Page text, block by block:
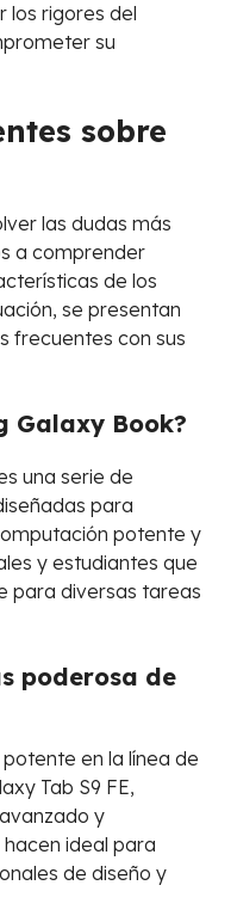
los rigores del
su
sobre
las dudas más
a comprender
de los
se presentan
frecuentes con sus
Galaxy Book?
una serie de
para
potente y
y estudiantes que
para diversas tareas
poderosa de
en la línea de
Tab S9 FE,
y
ideal para
de diseño y